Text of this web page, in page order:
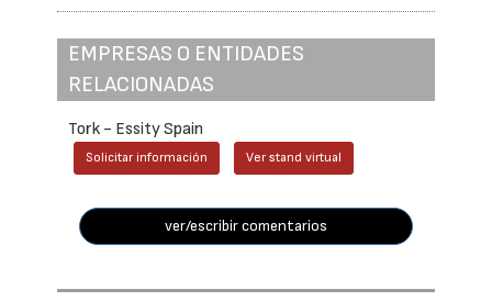
EMPRESAS O ENTIDADES
RELACIONADAS
Tork - Essity Spain
Solicitar información Ver stand virtual
ver/escribir comentarios